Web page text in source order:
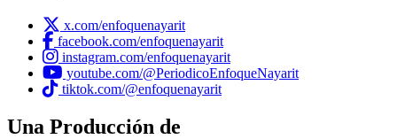
x.com/enfoquenayarit
facebook.com/enfoquenayarit
instagram.com/enfoquenayarit
youtube.com/@PeriodicoEnfoqueNayarit
tiktok.com/@enfoquenayarit
Una Producción de